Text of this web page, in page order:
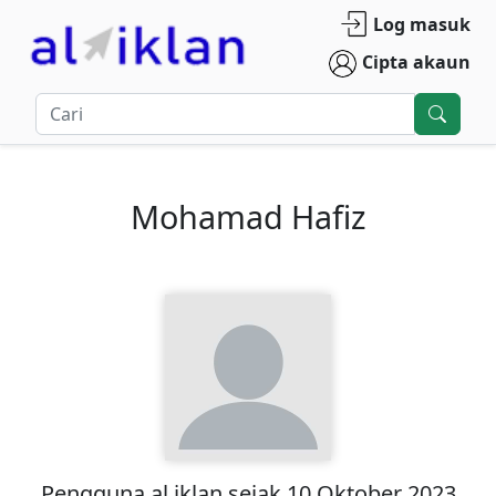
Log masuk
Cipta akaun
Mohamad Hafiz